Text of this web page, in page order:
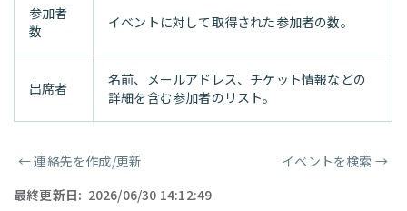
参加者
数
イベントに対して取得された参加者の数。
出席者
名前、メールアドレス、チケット情報などの
詳細を含む参加者のリスト。
ページャー
←連絡先を作成/更新 イベントを検索 →
最終更新日: 2026/06/30 14:12:49